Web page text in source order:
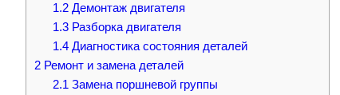
1.2Демонтаж двигателя
1.3Разборка двигателя
1.4Диагностика состояния деталей
2 Ремонт и замена деталей
2.1 Замена поршневой группы